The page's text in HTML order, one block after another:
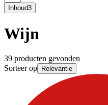
Inhoud3
Wijn
39 producten gevonden
Sorteer op
Relevantie